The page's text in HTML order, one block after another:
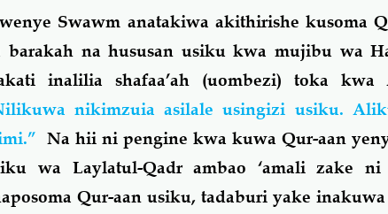
Swawm anatakiwa akithirishe kusoma
barakah na hususan usiku kwa mujibu wa
inalilia shafaa’ah (uombezi) toka
nikimzuia asilale usingizi usiku.
Na hii ni pengine kwa kuwa Qur-aan
wa Laylatul-Qadr ambao ‘amali zake
Qur-aan usiku, tadaburi yake